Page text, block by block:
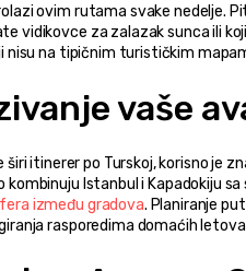
ovim rutama svake nedelje.
vidikovce za zalazak sunca ili
nisu na tipičnim turističkim
vaše
širi itinerer po Turskoj, korisno je
Istanbul i Kapadokiju
između gradova. Planiranje
rasporedima domaćih